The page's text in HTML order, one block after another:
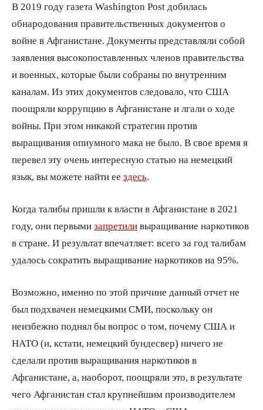
В 2019 году газета Washington Post добилась
обнародования правительственных документов о
войне в Афганистане. Документы представляли собой
заявления высокопоставленных членов правительства
и военных, которые были собраны по внутренним
каналам. Из этих документов следовало, что США
поощряли коррупцию в Афганистане и лгали о ходе
войны. При этом никакой стратегии против
выращивания опиумного мака не было. В свое время я
перевел эту очень интересную статью на немецкий
язык, вы можете найти ее здесь
Когда талибы пришли к власти в Афганистане в 2021
году, они первыми запретили выращивание наркотиков
в стране. И результат впечатляет: всего за год талибам
удалось сократить выращивание наркотиков на 95%.
Возможно, именно по этой причине данный отчет не
был подхвачен немецкими СМИ, поскольку он
неизбежно поднял бы вопрос о том, почему США и
НАТО (и, кстати, немецкий бундесвер) ничего не
сделали против выращивания наркотиков в
Афганистане, а, наоборот, поощряли это, в результате
чего Афганистан стал крупнейшим производителем